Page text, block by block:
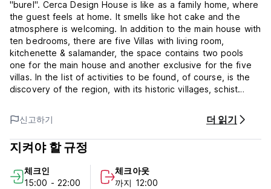
"burel". Cerca Design House is like as a family home, where
the guest feels at home. It smells like hot cake and the
atmosphere is welcoming. In addition to the main house with
ten bedrooms, there are five Villas with living room,
kitchenette & salamander, the space contains two pools
one for the main house and another exclusive for the five
villas. In the list of activities to be found, of course, is the
discovery of the region, with its historic villages, schist
walking tours or the Serra da Estrela that can be seen in
the background.
Cerca Design House Policies and Conditions:
Check out before 12:00
신고하기 더 읽기
지켜야 할 규정
체크인
15:00 - 22:00
체크아웃
까지 12:00